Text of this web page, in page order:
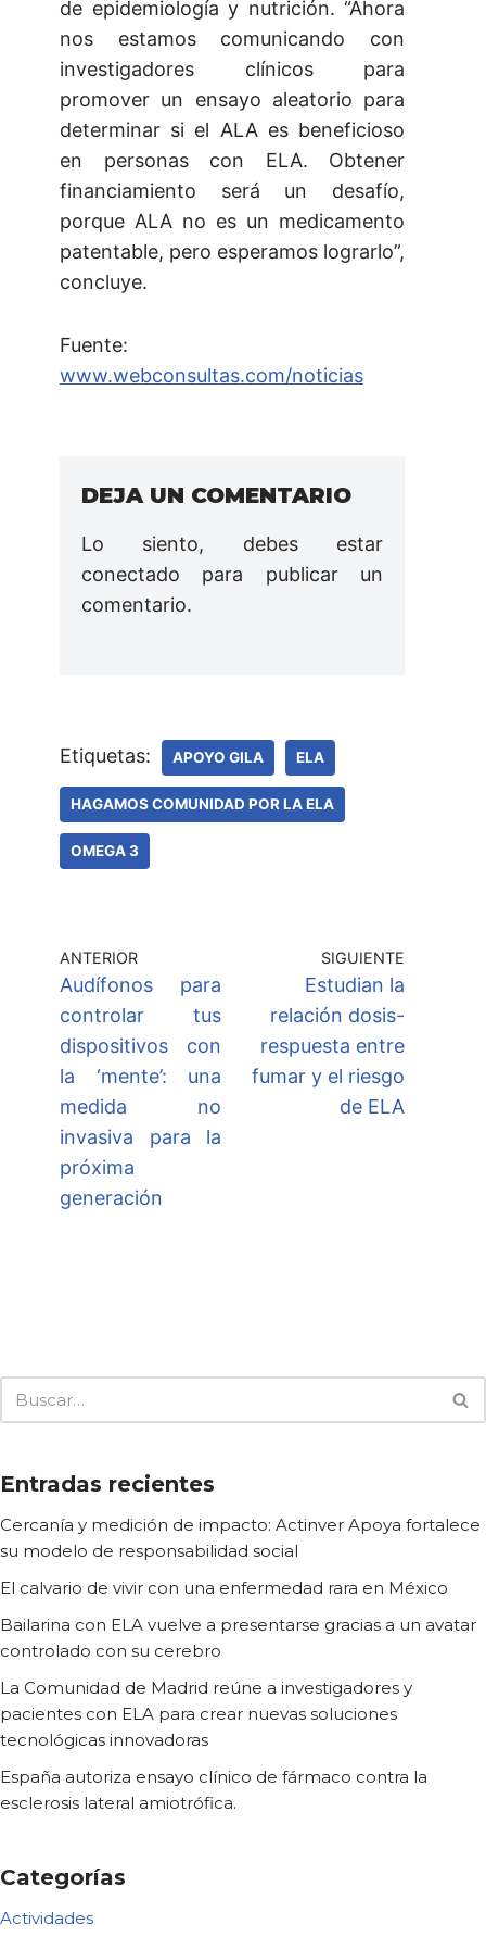
de epidemiología y nutrición. “Ahora
nos estamos comunicando con
investigadores clínicos para
promover un ensayo aleatorio para
determinar si el ALA es beneficioso
en personas con ELA. Obtener
financiamiento será un desafío,
porque ALA no es un medicamento
patentable, pero esperamos lograrlo”,
concluye.
Fuente:
www.webconsultas.com/noticias
DEJA UN COMENTARIO
Lo siento, debes estar
conectado para publicar un
comentario.
Etiquetas: APOYO GILA ELA
HAGAMOS COMUNIDAD POR LA ELA
OMEGA 3
ANTERIOR
Audífonos para
controlar tus
dispositivos con
la ‘mente’: una
medida no
invasiva para la
próxima
generación
SIGUIENTE
Estudian la
relación dosis-
respuesta entre
fumar y el riesgo
de ELA
Entradas recientes
Cercanía y medición de impacto: Actinver Apoya fortalece
su modelo de responsabilidad social
El calvario de vivir con una enfermedad rara en México
Bailarina con ELA vuelve a presentarse gracias a un avatar
controlado con su cerebro
La Comunidad de Madrid reúne a investigadores y
pacientes con ELA para crear nuevas soluciones
tecnológicas innovadoras
España autoriza ensayo clínico de fármaco contra la
esclerosis lateral amiotrófica.
Categorías
Actividades